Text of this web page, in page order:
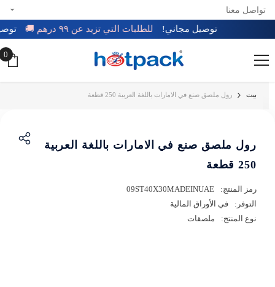
تخطي إلى المحتوى
تواصل معنا
توصيل مجاني! للطلبات التي تزيد عن ٩٩ درهم 🚚
0
0
بيت رول ملصق صنع في الامارات باللغة العربية 250 قطعة
رول ملصق صنع في الامارات باللغة العربية
250 قطعة
رمز المنتج:
09ST40X30MADEINUAE
التوفر:
في الأوراق المالية
نوع المنتج:
ملصقات